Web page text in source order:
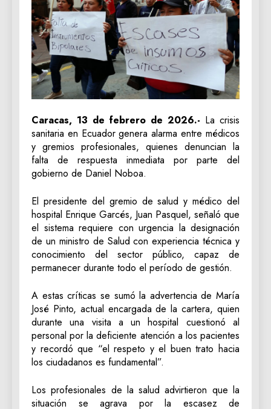
Caracas, 13 de febrero de 2026.- La crisis
sanitaria en Ecuador genera alarma entre médicos
y gremios profesionales, quienes denuncian la
falta de respuesta inmediata por parte del
gobierno de Daniel Noboa.
El presidente del gremio de salud y médico del
hospital Enrique Garcés, Juan Pasquel, señaló que
el sistema requiere con urgencia la designación
de un ministro de Salud con experiencia técnica y
conocimiento del sector público, capaz de
permanecer durante todo el período de gestión.
A estas críticas se sumó la advertencia de María
José Pinto, actual encargada de la cartera, quien
durante una visita a un hospital cuestionó al
personal por la deficiente atención a los pacientes
y recordó que “el respeto y el buen trato hacia
los ciudadanos es fundamental”.
Los profesionales de la salud advirtieron que la
situación se agrava por la escasez de